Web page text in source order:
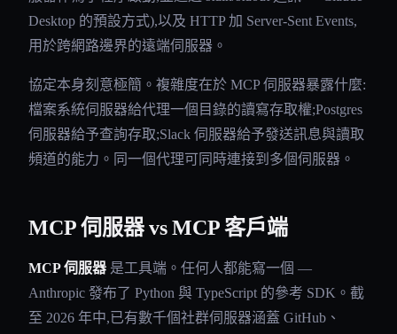
Desktop 的預設方式),以及 HTTP 加 Server-Sent Events,
用於跨網路邊界的遠端伺服器。
協定本身刻意極簡。複雜度在於 MCP 伺服器暴露什麼:
檔案系統伺服器給代理一個目錄的讀寫存取權;Postgres
伺服器給予查詢存取;Slack 伺服器給予發送訊息與讀取
頻道的能力。同一個代理可同時連接到多個伺服器。
MCP 伺服器 vs MCP 客戶端
MCP 伺服器 是工具端。任何人都能寫一個 —
Anthropic 發布了 Python 與 TypeScript 的參考 SDK。截
至 2026 年中,已有數千個社群伺服器涵蓋 GitHub、